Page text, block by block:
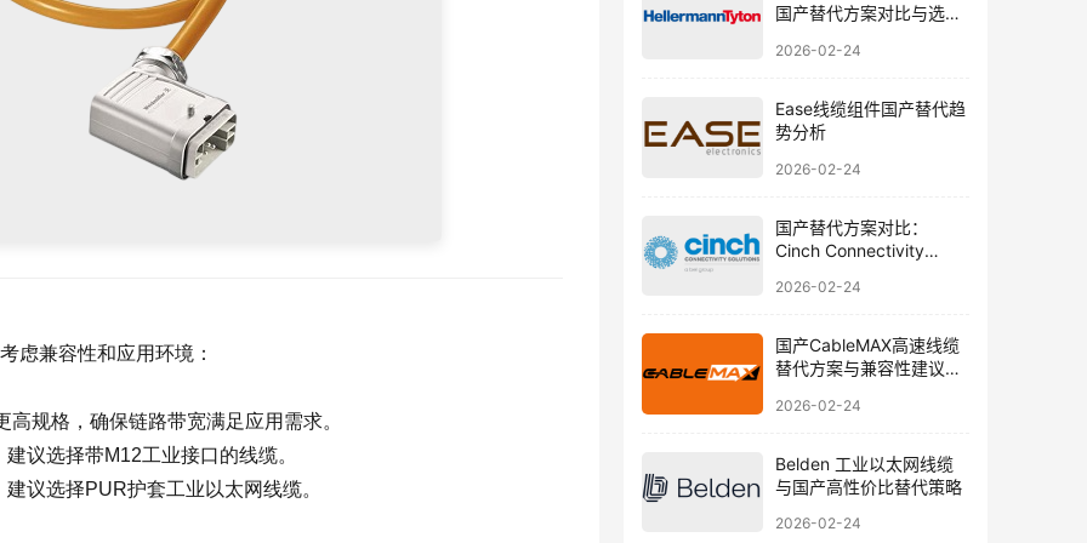
虑兼容性和应用环境：
规格，确保链路带宽满足应用需求。
议选择带M12工业接口的线缆。
议选择PUR护套工业以太网线缆。
国产替代方案对比与选型
2026-02-24
Ease线缆组件国产替代趋
势分析
2026-02-24
国产替代方案对比：
Cinch Connectivity
型指南
2026-02-24
国产CableMAX高速线缆
替代方案与兼容性建议解
2026-02-24
Belden 工业以太网线缆
与国产高性价比替代策略
2026-02-24